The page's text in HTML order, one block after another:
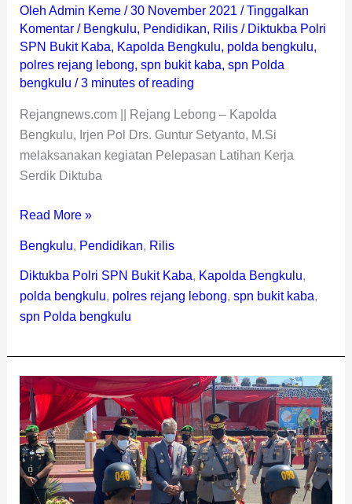
Oleh Admin Keme /30 November 2021 /Tinggalkan
Komentar / Bengkulu, Pendidikan, Rilis/ Diktukba Polri
SPN Bukit Kaba, Kapolda Bengkulu, polda bengkulu,
polres rejang lebong, spn bukit kaba, spn Polda
bengkulu /3 minutes of reading
Rejangnews.com || Rejang Lebong – Kapolda
Bengkulu, Irjen Pol Drs. Guntur Setyanto, M.Si
melaksanakan kegiatan Pelepasan Latihan Kerja
Serdik Diktuba
Read More »
Bengkulu, Pendidikan, Rilis
Diktukba Polri SPN Bukit Kaba, Kapolda Bengkulu,
polda bengkulu, polres rejang lebong, spn bukit kaba,
spn Polda bengkulu
Kapolda
Bengkulu
Buka
Diktukba
Polri
SPN